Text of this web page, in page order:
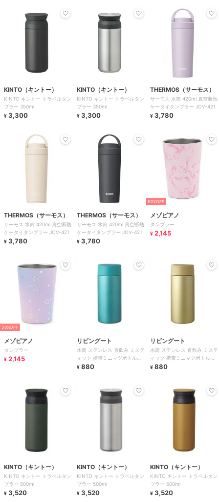
KINTO（キントー）
KINTO キントー トラベルタン
ブラー 350ml
¥ 3,300
KINTO（キントー）
KINTO キントー トラベルタン
ブラー 350ml
¥ 3,300
THERMOS（サーモス）
サーモス 水筒 420ml 真空断熱
ケータイタンブラー JOV-421
¥ 3,780
THERMOS（サーモス）
サーモス 水筒 420ml 真空断熱
ケータイタンブラー JOV-421
¥ 3,780
THERMOS（サーモス）
サーモス 水筒 420ml 真空断熱
ケータイタンブラー JOV-421
¥ 3,780
50%OFF
メゾピアノ
タンブラー
¥ 2,145
50%OFF
メゾピアノ
タンブラー
¥ 2,145
リビングート
水筒 ステンレス 直飲み ミステ
ィック 携帯ミニマグボトル
220ml 軽量
¥ 880
リビングート
水筒 ステンレス 直飲み ミステ
ィック 携帯ミニマグボトル
220ml 軽量
¥ 880
KINTO（キントー）
KINTO キントー トラベルタン
ブラー 500ml
¥ 3,520
KINTO（キントー）
KINTO キントー トラベルタン
ブラー 500ml
¥ 3,520
KINTO（キントー）
KINTO キントー トラベルタン
ブラー 500ml
¥ 3,520